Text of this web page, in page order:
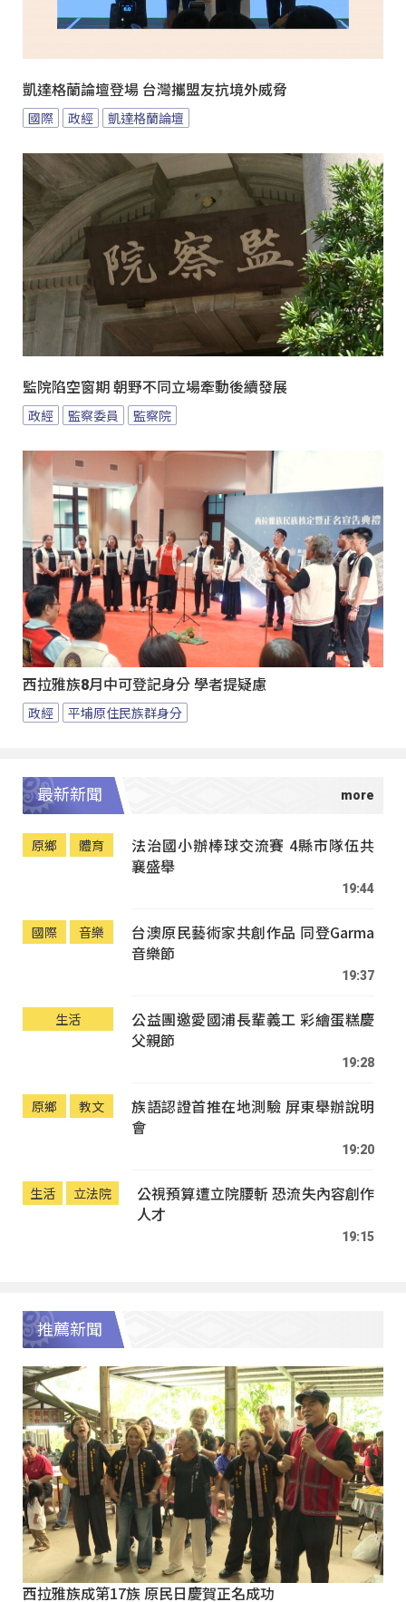
凱達格蘭論壇登場 台灣攜盟友抗境外威脅
國際 政經 凱達格蘭論壇
監院陷空窗期 朝野不同立場牽動後續發展
政經 監察委員 監察院
西拉雅族8月中可登記身分 學者提疑慮
政經 平埔原住民族群身分
最新新聞
原鄉 體育
法治國小辦棒球交流賽 4縣市隊伍共
襄盛舉
19:44
國際 音樂
台澳原民藝術家共創作品 同登Garma
音樂節
19:37
生活
公益團邀愛國浦長輩義工 彩繪蛋糕慶
父親節
19:28
原鄉 教文
族語認證首推在地測驗 屏東舉辦說明
會
19:20
生活 立法院
公視預算遭立院腰斬 恐流失內容創作
人才
19:15
推薦新聞
西拉雅族成第17族 原民日慶賀正名成功